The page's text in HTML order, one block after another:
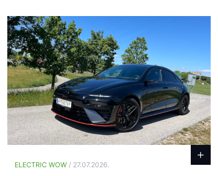
ELECTRIC WOW / 27.07.2026.